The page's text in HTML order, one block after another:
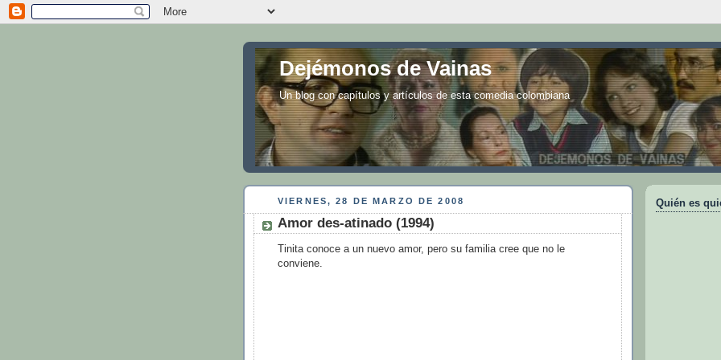
Dejémonos de Vainas
Un blog con capítulos y artículos de esta comedia colombiana
VIERNES, 28 DE MARZO DE 2008
Amor des-atinado (1994)
Tinita conoce a un nuevo amor, pero su familia cree que no le
conviene.
Quién es